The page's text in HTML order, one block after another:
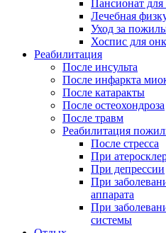
Пансионат для
Лечебная
Уход за
Хоспис для
Реабилитация
После инсульта
После инфаркта
После катаракты
После остеохондроза
После травм
Реабилитация
После стресса
При
При депрессии
При
аппарата
При
системы